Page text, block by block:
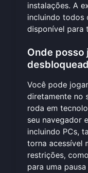
instalações. A
incluindo todos
disponível para
Onde posso
Você pode
diretamente no
roda em
seu navegador
incluindo PCs,
torna acessível
restrições,
para uma